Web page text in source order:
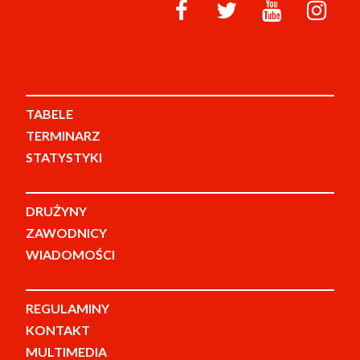
TABELE
TERMINARZ
STATYSTYKI
DRUŻYNY
ZAWODNICY
WIADOMOŚCI
REGULAMINY
KONTAKT
MULTIMEDIA